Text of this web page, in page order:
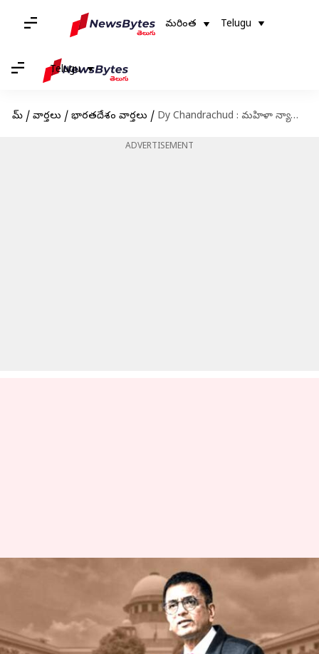
మరింత Telugu
Telugu
హోమ్ / వార్తలు / భారతదేశం వార్తలు / Dy Chandrachud : మహిళా న్యాయమూర్తికి లైంగిక వేధింపులు..CJI డివై చంద్రచూడ్'కు లేఖ
ADVERTISEMENT
Dy Chandrachud : మహిళా
న్యాయమూర్తికి లైంగిక
వేధింపులు..CJI డివై చంద్రచూడ్'కు
లేఖ